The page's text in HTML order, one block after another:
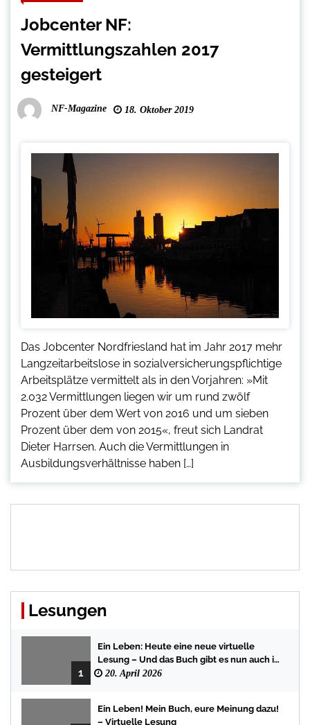
Jobcenter NF:
Vermittlungszahlen 2017
gesteigert
NF-Magazine 18. Oktober 2019
Das Jobcenter Nordfriesland hat im Jahr 2017 mehr
Langzeitarbeitslose in sozialversicherungspflichtige
Arbeitsplätze vermittelt als in den Vorjahren: »Mit
2.032 Vermittlungen liegen wir um rund zwölf
Prozent über dem Wert von 2016 und um sieben
Prozent über dem von 2015«, freut sich Landrat
Dieter Harrsen. Auch die Vermittlungen in
Ausbildungsverhältnisse haben […]
Lesungen
1
Ein Leben: Heute eine neue virtuelle
Lesung – Und das Buch gibt es nun auch in
der Bredstedter Stadtbuchhandlung
20. April 2026
Ein Leben! Mein Buch, eure Meinung dazu!
– Virtuelle Lesung